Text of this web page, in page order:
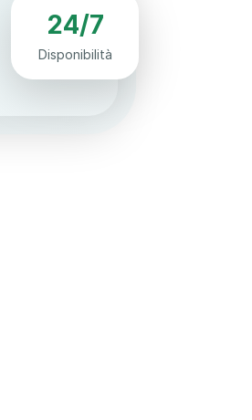
24/7
Disponibilità